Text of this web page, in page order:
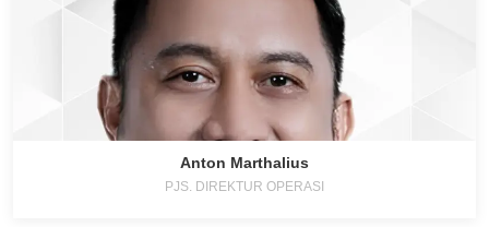
Anton Marthalius
PJS. DIREKTUR OPERASI